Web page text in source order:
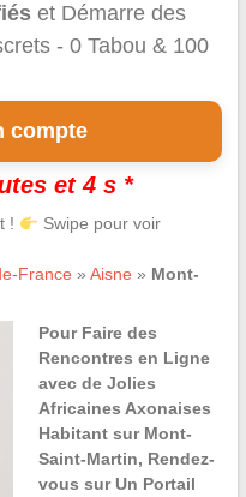
et Démarre des
- 0 Tabou & 100
compte
et 4 s *
! Swipe pour voir
France » Aisne » Mont-
Pour Faire des
Rencontres en Ligne
avec de Jolies
Africaines Axonaises
Habitant sur Mont-
Saint-Martin, Rendez-
vous sur Un Portail